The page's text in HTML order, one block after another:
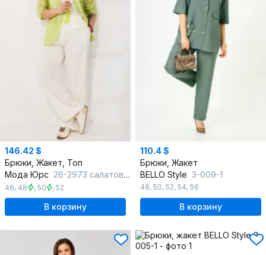
146.42 $
Брюки, Жакет, Топ
Мода Юрс 26-2973 салатовый_молочный
46, 48 , 50 , 52
В корзину
110.4 $
Брюки, Жакет
BELLO Style 3-009-1
48, 50, 52, 54, 56
В корзину